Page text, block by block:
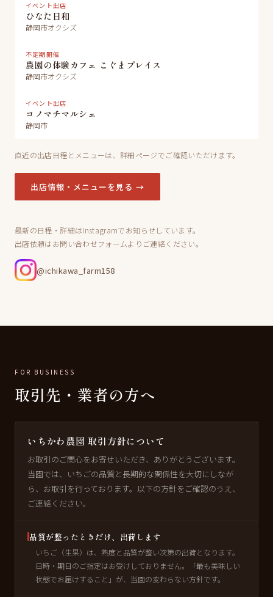
イベント出店
ひなた日和
静岡市オクシズ
不定期開催
農園の体験カフェ こぐまプレイス
静岡市オクシズ
イベント出店
コノマチマルシェ
静岡市
直近の出店日程とメニューは、詳細ページでご確認いただけます。
出店情報・メニューを見る →
最新の日程・詳細はInstagramでお知らせしています。
出店依頼はお問い合わせフォームよりご連絡ください。
@ichikawa_farm158
FOR BUSINESS
取引先・業者の方へ
いちかわ農園 取引方針について
お取引のご関心をお寄せいただき、ありがとうございます。
当園では、いちごの品質と長期的な関係性を大切にしなが
ら、お取引を行っております。以下の方針をご確認のうえ、
ご連絡ください。
品質が整ったときだけ、出荷します
いちご（生果）は、熟度と品質が整い次第の出荷となります。
日時・期日のご指定はお受けしておりません。「最も美味しい
状態でお届けすること」が、当園の変わらない方針です。